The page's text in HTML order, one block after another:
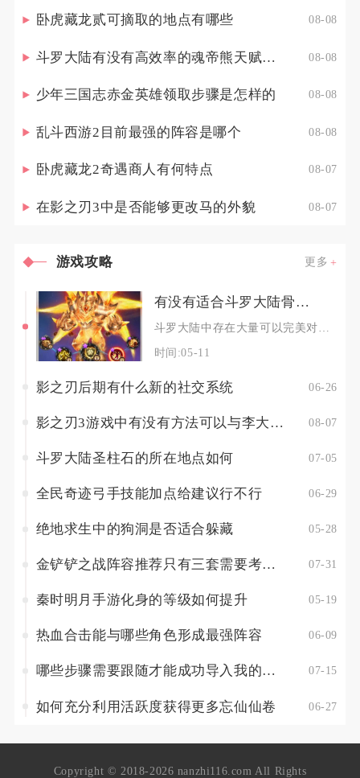
卧虎藏龙贰可摘取的地点有哪些 08-08
斗罗大陆有没有高效率的魂帝熊天赋点配置策略 08-08
少年三国志赤金英雄领取步骤是怎样的 08-08
乱斗西游2目前最强的阵容是哪个 08-08
卧虎藏龙2奇遇商人有何特点 08-07
在影之刃3中是否能够更改马的外貌 08-07
游戏攻略 更多
有没有适合斗罗大陆骨龙阵容的对位
斗罗大陆中存在大量可以完美对位克制骨龙阵容的体系，优先选择强爆发破坦、强驱散封印、高速先手
时间:05-11
影之刃后期有什么新的社交系统 06-26
影之刃3游戏中有没有方法可以与李大娘见面 08-07
斗罗大陆圣柱石的所在地点如何 07-05
全民奇迹弓手技能加点给建议行不行 06-29
绝地求生中的狗洞是否适合躲藏 05-28
金铲铲之战阵容推荐只有三套需要考虑游戏版本的变动吗 07-31
秦时明月手游化身的等级如何提升 05-19
热血合击能与哪些角色形成最强阵容 06-09
哪些步骤需要跟随才能成功导入我的世界模组 07-15
如何充分利用活跃度获得更多忘仙仙卷 06-27
Copyright © 2018-2026 nanzhi116.com All Rights